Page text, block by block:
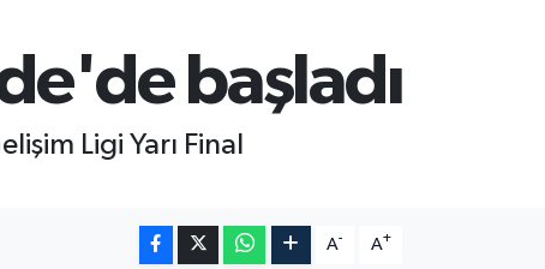
başladı
Ligi Yarı Final
A- A+